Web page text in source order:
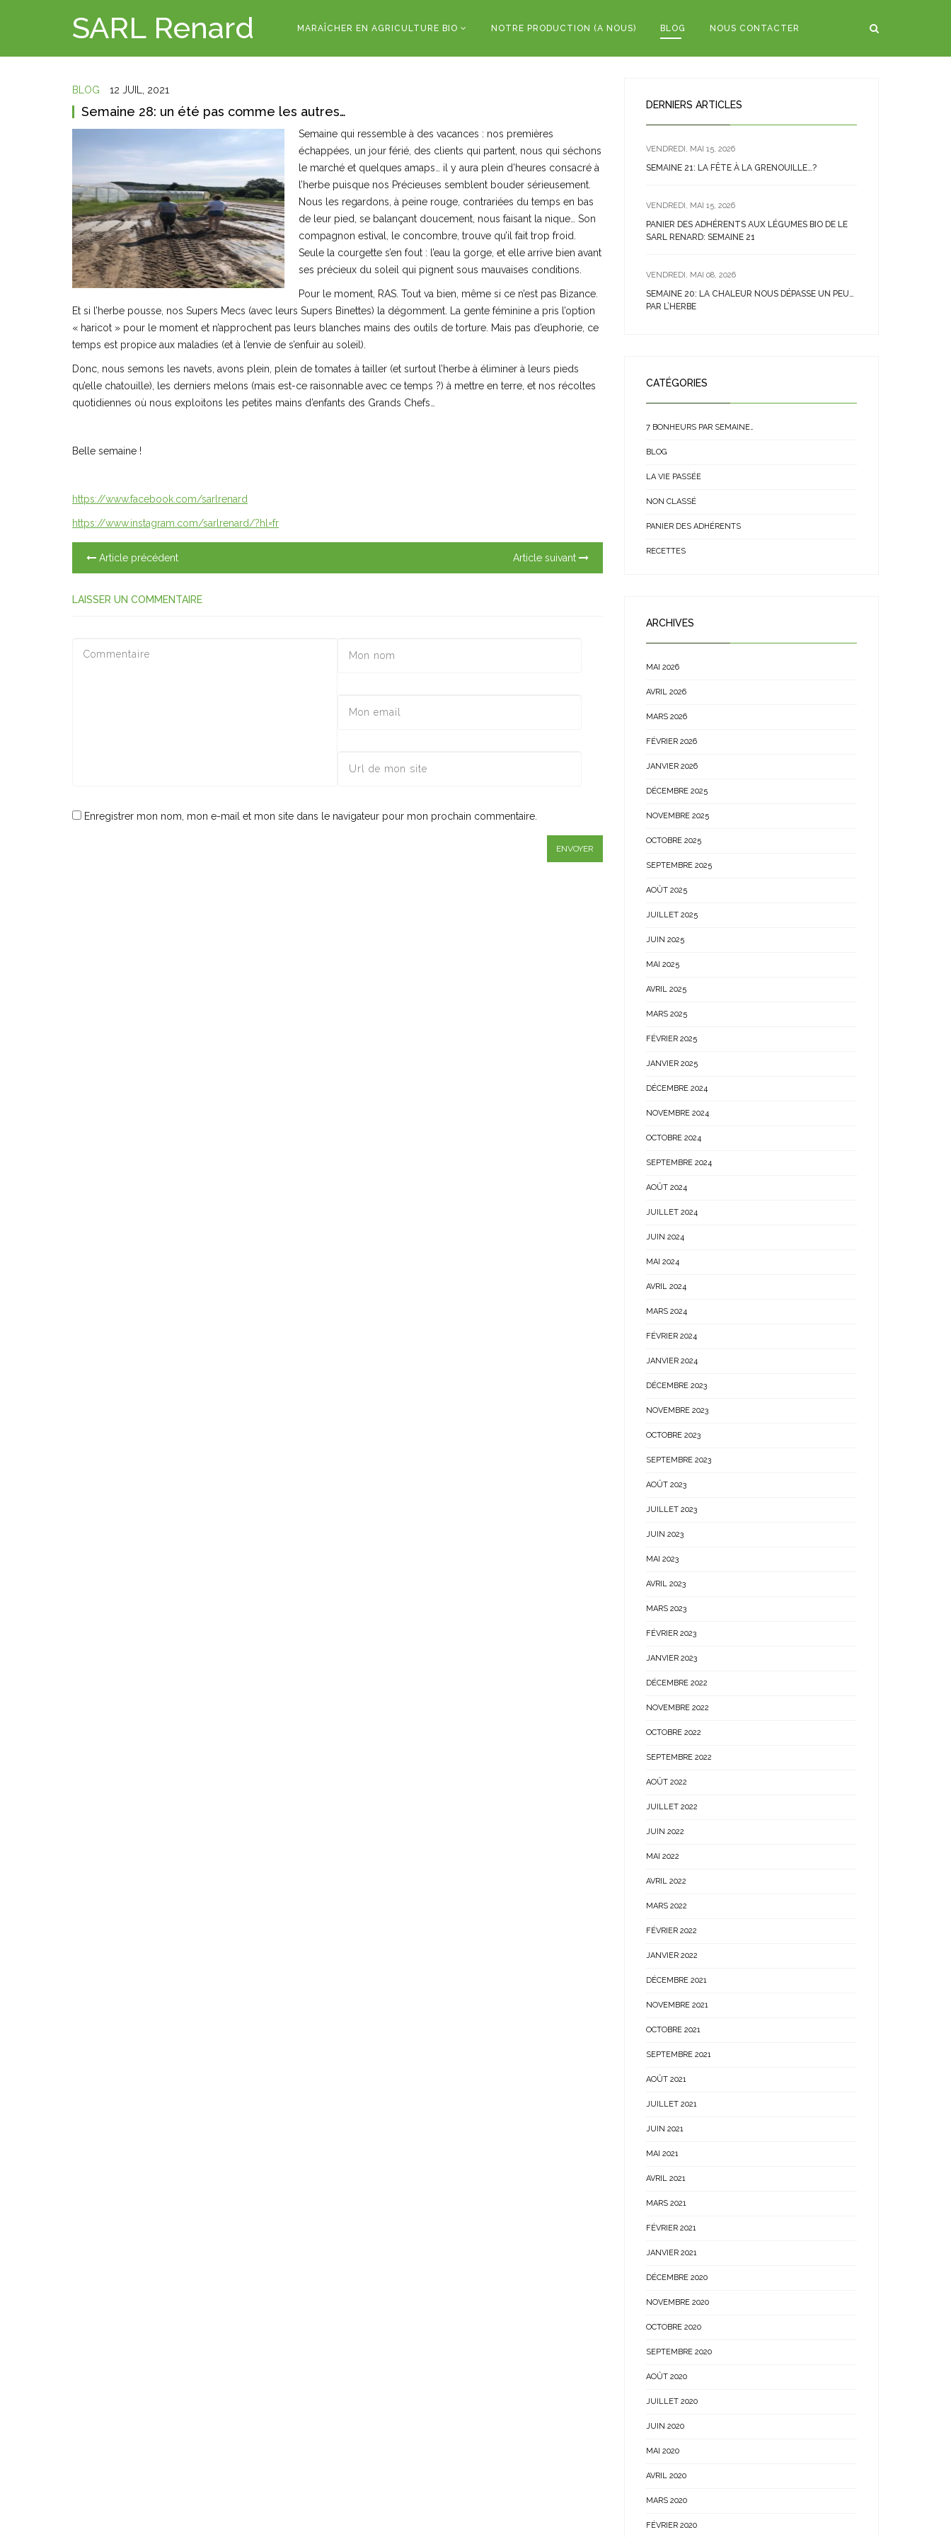
SARL Renard MARAÎCHER EN AGRICULTURE BIO NOTRE PRODUCTION (A NOUS) BLOG NOUS CONTACTER
BLOG 12 JUIL, 2021
Semaine 28: un été pas comme les autres…
Semaine qui ressemble à des vacances : nos premières
échappées, un jour férié, des clients qui partent, nous qui séchons
le marché et quelques amaps… il y aura plein d’heures consacré à
l’herbe puisque nos Précieuses semblent bouder sérieusement.
Nous les regardons, à peine rouge, contrariées du temps en bas
de leur pied, se balançant doucement, nous faisant la nique… Son
compagnon estival, le concombre, trouve qu’il fait trop froid.
Seule la courgette s’en fout : l’eau la gorge, et elle arrive bien avant
ses précieux du soleil qui pignent sous mauvaises conditions.
Pour le moment, RAS. Tout va bien, même si ce n’est pas Bizance.
Et si l’herbe pousse, nos Supers Mecs (avec leurs Supers Binettes) la dégomment. La gente féminine a pris l’option
« haricot » pour le moment et n’approchent pas leurs blanches mains des outils de torture. Mais pas d’euphorie, ce
temps est propice aux maladies (et à l’envie de s’enfuir au soleil).
Donc, nous semons les navets, avons plein, plein de tomates à tailler (et surtout l’herbe à éliminer à leurs pieds
qu’elle chatouille), les derniers melons (mais est-ce raisonnable avec ce temps ?) à mettre en terre, et nos récoltes
quotidiennes où nous exploitons les petites mains d’enfants des Grands Chefs…
Belle semaine !
https://www.facebook.com/sarlrenard
https://www.instagram.com/sarlrenard/?hl=fr
Article précédent Article suivant
LAISSER UN COMMENTAIRE
Enregistrer mon nom, mon e-mail et mon site dans le navigateur pour mon prochain commentaire.
DERNIERS ARTICLES
VENDREDI, MAI 15, 2026
SEMAINE 21: LA FÊTE À LA GRENOUILLE…?
VENDREDI, MAI 15, 2026
PANIER DES ADHÉRENTS AUX LÉGUMES BIO DE LE
SARL RENARD: SEMAINE 21
VENDREDI, MAI 08, 2026
SEMAINE 20: LA CHALEUR NOUS DÉPASSE UN PEU…
PAR L’HERBE
CATÉGORIES
7 BONHEURS PAR SEMAINE…
BLOG
LA VIE PASSÉE
NON CLASSÉ
PANIER DES ADHÉRENTS
RECETTES
ARCHIVES
MAI 2026
AVRIL 2026
MARS 2026
FÉVRIER 2026
JANVIER 2026
DÉCEMBRE 2025
NOVEMBRE 2025
OCTOBRE 2025
SEPTEMBRE 2025
AOÛT 2025
JUILLET 2025
JUIN 2025
MAI 2025
AVRIL 2025
MARS 2025
FÉVRIER 2025
JANVIER 2025
DÉCEMBRE 2024
NOVEMBRE 2024
OCTOBRE 2024
SEPTEMBRE 2024
AOÛT 2024
JUILLET 2024
JUIN 2024
MAI 2024
AVRIL 2024
MARS 2024
FÉVRIER 2024
JANVIER 2024
DÉCEMBRE 2023
NOVEMBRE 2023
OCTOBRE 2023
SEPTEMBRE 2023
AOÛT 2023
JUILLET 2023
JUIN 2023
MAI 2023
AVRIL 2023
MARS 2023
FÉVRIER 2023
JANVIER 2023
DÉCEMBRE 2022
NOVEMBRE 2022
OCTOBRE 2022
SEPTEMBRE 2022
AOÛT 2022
JUILLET 2022
JUIN 2022
MAI 2022
AVRIL 2022
MARS 2022
FÉVRIER 2022
JANVIER 2022
DÉCEMBRE 2021
NOVEMBRE 2021
OCTOBRE 2021
SEPTEMBRE 2021
AOÛT 2021
JUILLET 2021
JUIN 2021
MAI 2021
AVRIL 2021
MARS 2021
FÉVRIER 2021
JANVIER 2021
DÉCEMBRE 2020
NOVEMBRE 2020
OCTOBRE 2020
SEPTEMBRE 2020
AOÛT 2020
JUILLET 2020
JUIN 2020
MAI 2020
AVRIL 2020
MARS 2020
FÉVRIER 2020